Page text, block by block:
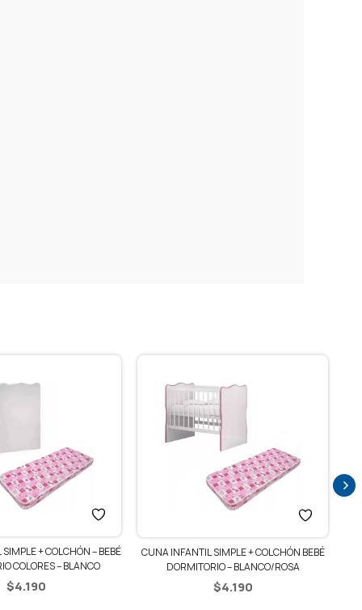
+ COLCHÓN – BEBÉ
COLORES – BLANCO
$4.190
CUNA INFANTIL SIMPLE + COLCHÓN BEBÉ
DORMITORIO – BLANCO/ROSA
$4.190